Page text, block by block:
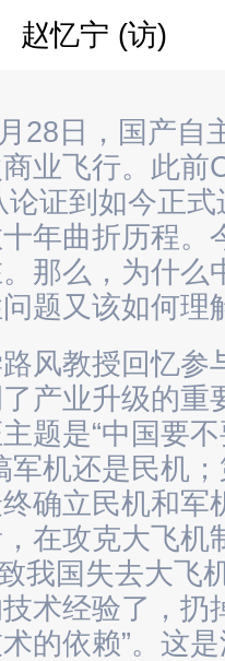
赵忆宁 (访)
28日，国产自
业飞行。此前
证到如今正
年曲折历程。
那么，为什么
题又该如何理
风教授回忆参
产业升级的重
题是“中国要
军机还是民机
确立民机和军
在攻克大飞机
我国失去大飞
术经验了，扔
的依赖”。这